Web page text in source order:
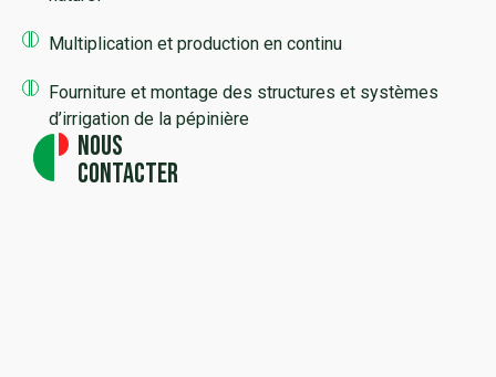
Multiplication et production en continu
Fourniture et montage des structures et systèmes
d’irrigation de la pépinière
Nous
contacter